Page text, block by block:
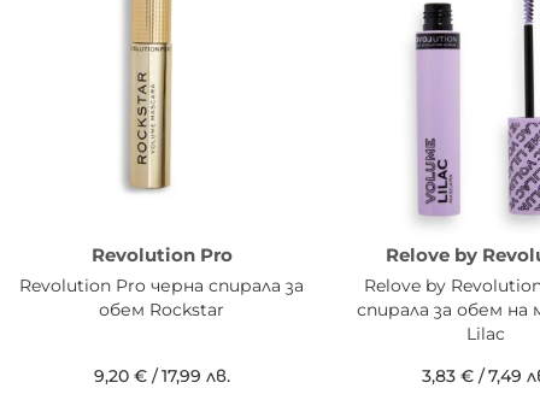
Revolution Pro
Revolution Pro черна спирала за
обем Rockstar
9,20 €/17,99 лв.
Relove by
Relove by
спирала за обем на
Lilac
3,83 €/7,49